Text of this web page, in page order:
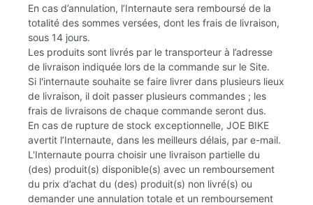
En cas d’annulation, l’Internaute sera remboursé de la
totalité des sommes versées, dont les frais de livraison,
sous 14 jours.
Les produits sont livrés par le transporteur à l’adresse
de livraison indiquée lors de la commande sur le Site.
Si l'internaute souhaite se faire livrer dans plusieurs lieux
de livraison, il doit passer plusieurs commandes ; les
frais de livraisons de chaque commande seront dus.
En cas de rupture de stock exceptionnelle, JOE BIKE
avertit l’Internaute, dans les meilleurs délais, par e-mail.
L'Internaute pourra choisir une livraison partielle du
(des) produit(s) disponible(s) avec un remboursement
du prix d’achat du (des) produit(s) non livré(s) ou
demander une annulation totale et un remboursement